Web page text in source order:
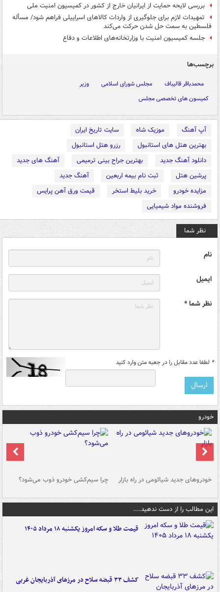
بررسی لایحه حمایت از ایرانیان خارج از کشور در کمیسیون امنیت ملی
تمهیدات لازم برای جلوگیری از واردات کالاهای اسراییلی فراهم شود/ مسأله
فلسطین به سمت حل شدن حرکت می‌کند
جلسه کمیسیون امنیت با وزارتخانه‌های اطلاعات و دفاع
برچسب‌ها
محمدباقر قالیباف مجلس شورای اسلامی
وزیر
کمیسون های تخصصی مجلس
آپ آهنگ موزیک شاه
سایت تاریخ ایران
بهترین هتل های استانبول
رزرو هتل استانبول
دانلود آهنگ جدید
بهترین جراح بینی ترمیمی
آهنگ های جدید
پرشین هتل
ثبت نام بیمه اربعین
آهنگ جدید
مزایده خودرو
خرید بلیط استخر
قیمت ورق آهن پرایس
فروشنده مواد شیمیایی
نظر شما
نام
ایمیل
نظر شما *
* لطفا عدد مقابل را در جعبه متن وارد کنید
خودرو
خودروهای جدید شیائومی در راه بازار چرا سیم‌کشی خودرو ذوب می‌شود؟
این مطالب را از دست ندهید....
قیمت طلا و سکه امروز یکشنبه ۱۸ مرداد ۱۴۰۵
کشف ۳۳ قبضه سلاح در مرزهای آذربایجان غربی